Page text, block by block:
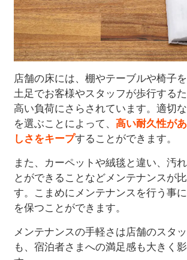
店舗の床には、棚やテーブルや椅子を
土足でお客様やスタッフが歩行する
高い負荷にさらされています。適切
を選ぶことによって、高い耐久性が
しさをキープすることができます。
また、カーペットや絨毯と違い、汚
とができることなどメンテナンスが
す。こまめにメンテナンスを行う事
を保つことができます。
メンテナンスの手軽さは店舗のスタ
も、宿泊者さまへの満足感も大きく